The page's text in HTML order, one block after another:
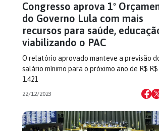
Congresso aprova 1º
do Governo Lula com mais
recursos para saúde,
viabilizando o PAC
O relatório aprovado manteve a previsão
salário mínimo para o próximo ano de R$ R$
1.421
22/12/2023